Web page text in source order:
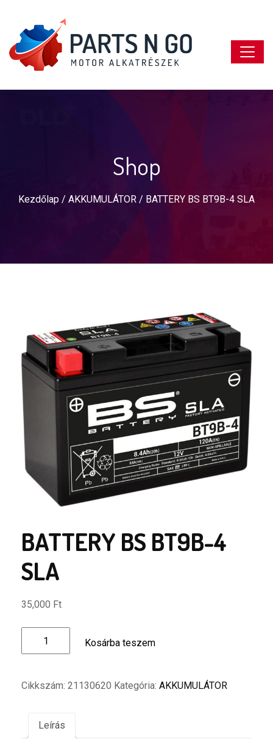
Shop
Kezdőlap / AKKUMULÁTOR / BATTERY BS BT9B-4 SLA
BATTERY BS BT9B-4
SLA
35,000 Ft
SLA
Kosárba teszem
Cikkszám: 21130620 Kategória: AKKUMULÁTOR
Leírás